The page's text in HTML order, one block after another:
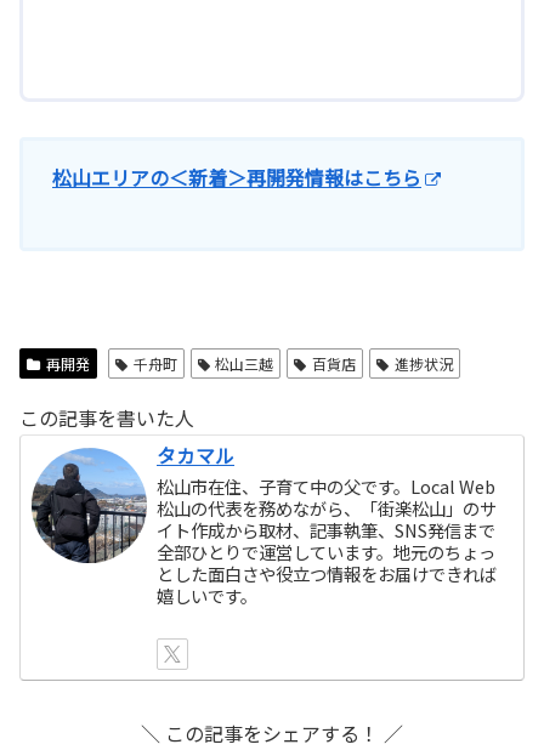
松山エリアの＜新着＞再開発情報はこちら
再開発 千舟町 松山三越 百貨店 進捗状況
この記事を書いた人
タカマル
松山市在住、子育て中の父です。Local Web
松山の代表を務めながら、「街楽松山」のサ
イト作成から取材、記事執筆、SNS発信まで
全部ひとりで運営しています。地元のちょっ
とした面白さや役立つ情報をお届けできれば
嬉しいです。
＼ この記事をシェアする！ ／